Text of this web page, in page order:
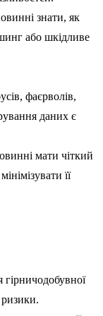
знати, як
або шкідливе
фаєрволів,
даних є
мати чіткий
її
гірничодобувної